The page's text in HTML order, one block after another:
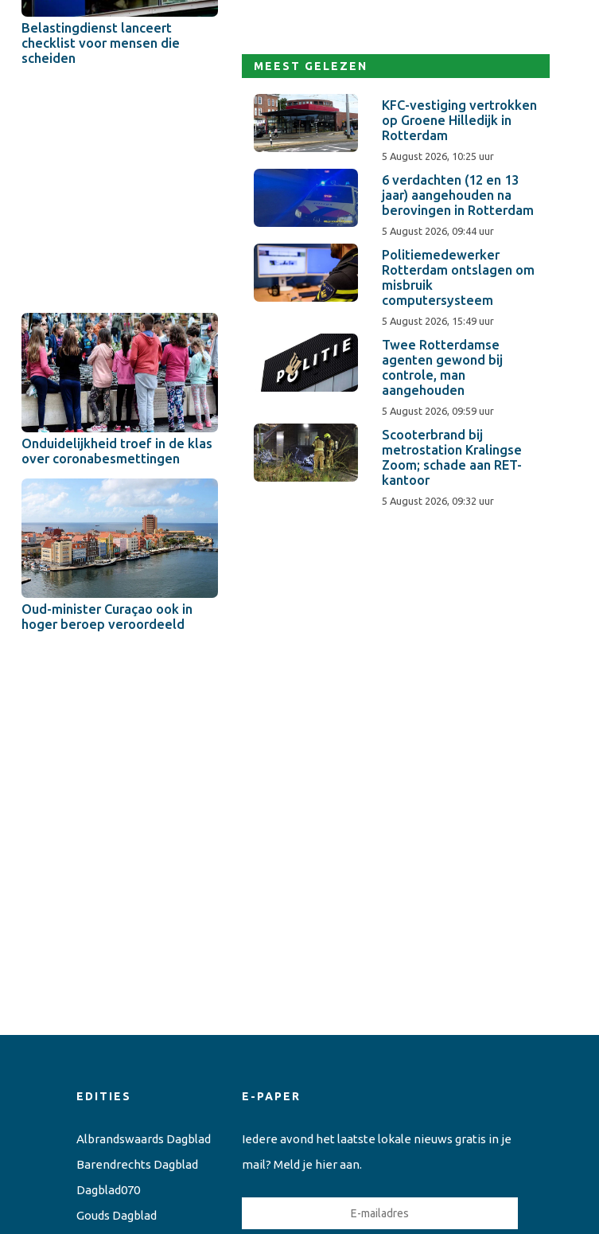
Belastingdienst lanceert
checklist voor mensen die
scheiden
Onduidelijkheid troef in de klas
over coronabesmettingen
Oud-minister Curaçao ook in
hoger beroep veroordeeld
MEEST GELEZEN
KFC-vestiging vertrokken
op Groene Hilledijk in
Rotterdam
5 August 2026, 10:25 uur
6 verdachten (12 en 13
jaar) aangehouden na
berovingen in Rotterdam
5 August 2026, 09:44 uur
Politiemedewerker
Rotterdam ontslagen om
misbruik
computersysteem
5 August 2026, 15:49 uur
Twee Rotterdamse
agenten gewond bij
controle, man
aangehouden
5 August 2026, 09:59 uur
Scooterbrand bij
metrostation Kralingse
Zoom; schade aan RET-
kantoor
5 August 2026, 09:32 uur
EDITIES
Albrandswaards Dagblad
Barendrechts Dagblad
Dagblad070
Gouds Dagblad
E-PAPER
Iedere avond het laatste lokale nieuws gratis in je
mail? Meld je hier aan.